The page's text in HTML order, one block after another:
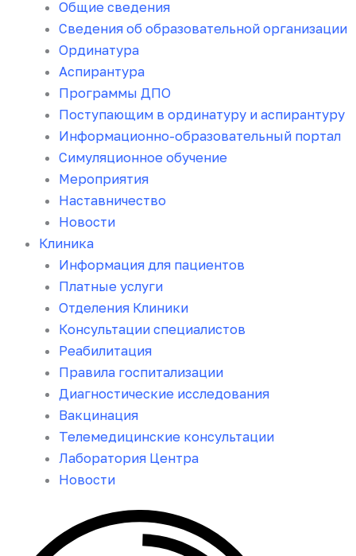
Общие сведения
Сведения об образовательной организации
Ординатура
Аспирантура
Программы ДПО
Поступающим в ординатуру и аспирантуру
Информационно-образовательный портал
Симуляционное обучение
Мероприятия
Наставничество
Новости
Клиника
Информация для пациентов
Платные услуги
Отделения Клиники
Консультации специалистов
Реабилитация
Правила госпитализации
Диагностические исследования
Вакцинация
Телемедицинские консультации
Лаборатория Центра
Новости